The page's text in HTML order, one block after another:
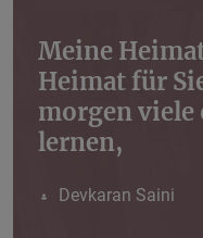
Meine
Heimat für
morgen viele
lernen,
Devkaran Saini